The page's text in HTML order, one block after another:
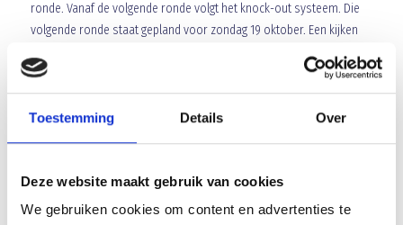
Toestemming Details Over
Deze website maakt gebruik van cookies
We gebruiken cookies om content en advertenties te
ronde. Vanaf de volgende ronde volgt het knock-out systeem. Die
volgende ronde staat gepland voor zondag 19 oktober. Een kijken
competitie. Blauw Geel reist dan naar Breda om aan te treden
tegen Baronie. Een ieder zal ervan doordrongen zijn dat dat andere
koek is als het duel tegen RVU.
Doel:Sander Maas
Achterhoede: Giovanni Henskens, Gerke vd Akker, Desley